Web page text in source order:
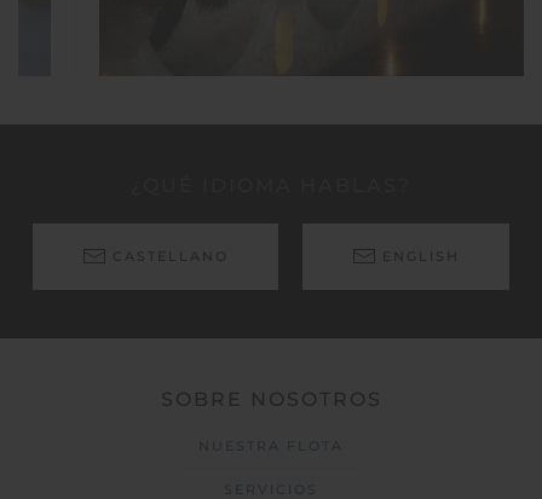
CASTELLANO ENGLISH
SOBRE NOSOTROS
NUESTRA FLOTA
SERVICIOS